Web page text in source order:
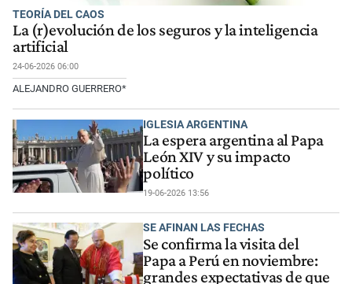
TEORÍA DEL CAOS
La (r)evolución de los seguros y la inteligencia
artificial
24-06-2026 06:00
ALEJANDRO GUERRERO*
IGLESIA ARGENTINA
La espera argentina al Papa
León XIV y su impacto
político
19-06-2026 13:56
SE AFINAN LAS FECHAS
Se confirma la visita del
Papa a Perú en noviembre:
grandes expectativas de que